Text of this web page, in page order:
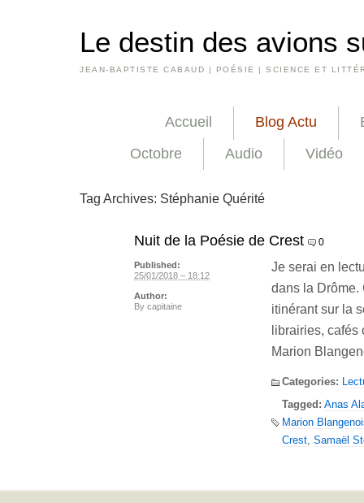
Le destin des avions
JEAN-BAPTISTE CABAUD | POÉSIE | SCIENCE ET
Accueil Blog Actu
Octobre
Audio Vidéo
Tag Archives: Stéphanie Quérité
Nuit de la Poésie de Crest 0
Je serai en
dans la Drôme.
itinérant sur la
librairies,
Marion
Categories:
Tagged: Anas
Marion
Crest Samaël
Published:
25/01/2018 – 18:12
Author:
By capitaine